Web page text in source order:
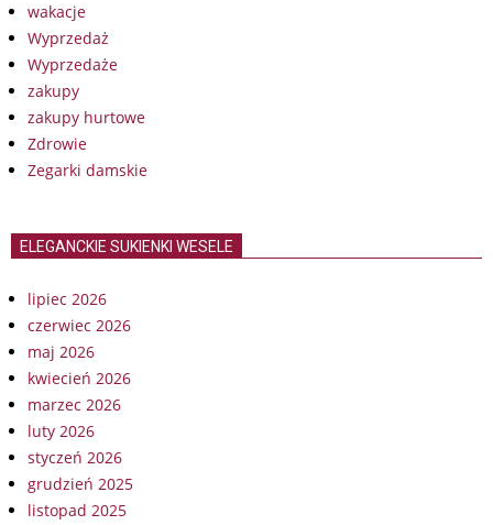
wakacje
Wyprzedaż
Wyprzedaże
zakupy
zakupy hurtowe
Zdrowie
Zegarki damskie
ELEGANCKIE SUKIENKI WESELE
lipiec 2026
czerwiec 2026
maj 2026
kwiecień 2026
marzec 2026
luty 2026
styczeń 2026
grudzień 2025
listopad 2025